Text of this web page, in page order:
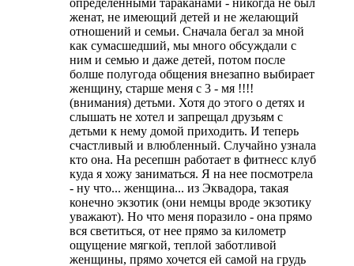
женат, не имеющий детей и не желающий
отношений и семьи. Сначала бегал за мной
как сумасшедший, мы много обсуждали с
ним и семью и даже детей, потом после
болше полугода общения внезапно выбирает
женщину, старше меня с 3 - мя !!!!
(внимания) детьми. Хотя до этого о детях и
слышать не хотел и запрещал друзьям с
детьми к нему домой приходить. И теперь
счастливый и влюбленный. Случайно узнала
кто она. На ресепшн работает в фитнесс клуб
куда я хожу заниматься. Я на нее посмотрела
- ну что... женщина... из Эквадора, такая
конечно экзотик (они немцы вроде экзотику
уважают). Но что меня поразило - она прямо
вся светиться, от нее прямо за километр
ощущение мягкой, теплой заботливой
женщины, прямо хочется ей самой на грудь